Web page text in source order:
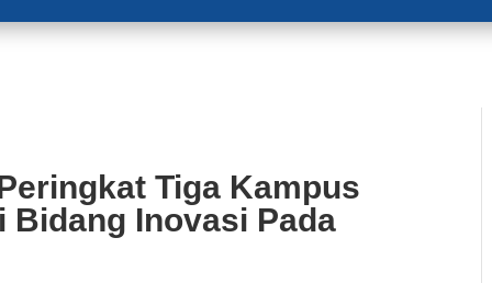
Tiga Kampus
Bidang Inovasi Pada